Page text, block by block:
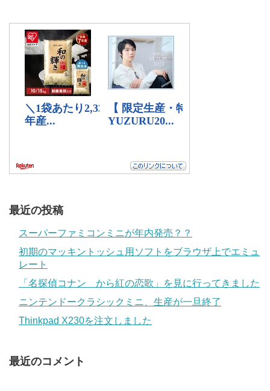
最近の投稿
スーパーファミコンミニが年内発売？？
初期のマッキントッシュ用ソフトをブラウザ上でエミュ
レート
「名探偵コナン から紅の恋歌」を見に行ってきました
ニンテンドークラシックミニ、生産が一旦終了
Thinkpad X230を注文しました
最近のコメント